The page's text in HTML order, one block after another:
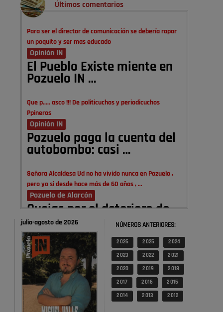
Últimos comentarios
Para ser el director de comunicación se debería rapar
un poquito y ser mas educado
Opinión IN
El Pueblo Existe miente en
Pozuelo IN …
Que p..... asco !!! De politicuchos y periodicuchos
Ppineros
Opinión IN
Pozuelo paga la cuenta del
autobombo: casi …
Señora Alcaldesa Ud no ha vivido nunca en Pozuelo ,
pero yo si desde hace más de 60 años , …
Pozuelo de Alarcón
Quejas por el deterioro de
la limpieza …
A ver si es posible que haya vivienda para familias con
hijos y no solamente jóvenes que no es tan …
Pozuelo de Alarcón
Pozuelo desbloquea
definitivamente Huerta
Grande: las obras …
julio-agosto de 2026 NÚMEROS ANTERIORES:
2 026 2 025 2 024
2 023 2 022 2 021
2 020 2 019 2 018
2 017 2 016 2 015
2 014 2 013 2 012